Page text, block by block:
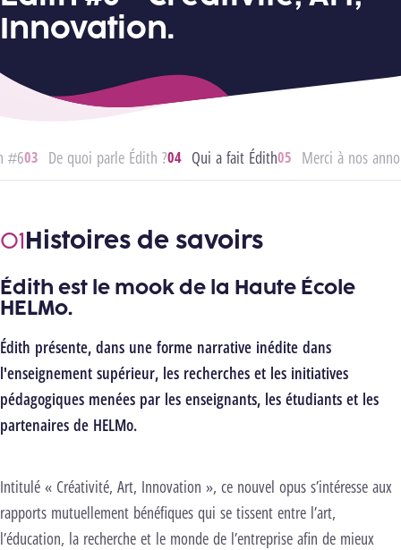
Innovation.
#6 De quoi parle Édith ? Qui a fait Édith Merci à nos
Histoires de savoirs
Édith est le mook de la Haute École
HELMo.
Édith présente, dans une forme narrative inédite dans
l'enseignement supérieur, les recherches et les initiatives
pédagogiques menées par les enseignants, les étudiants et les
partenaires de HELMo.
Intitulé « Créativité, Art, Innovation », ce nouvel opus s’intéresse aux
rapports mutuellement bénéfiques qui se tissent entre l’art,
l’éducation, la recherche et le monde de l’entreprise afin de mieux